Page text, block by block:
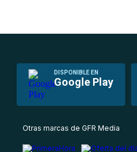
DISPONIBLE EN
Google Play
Otras marcas de GFR Media